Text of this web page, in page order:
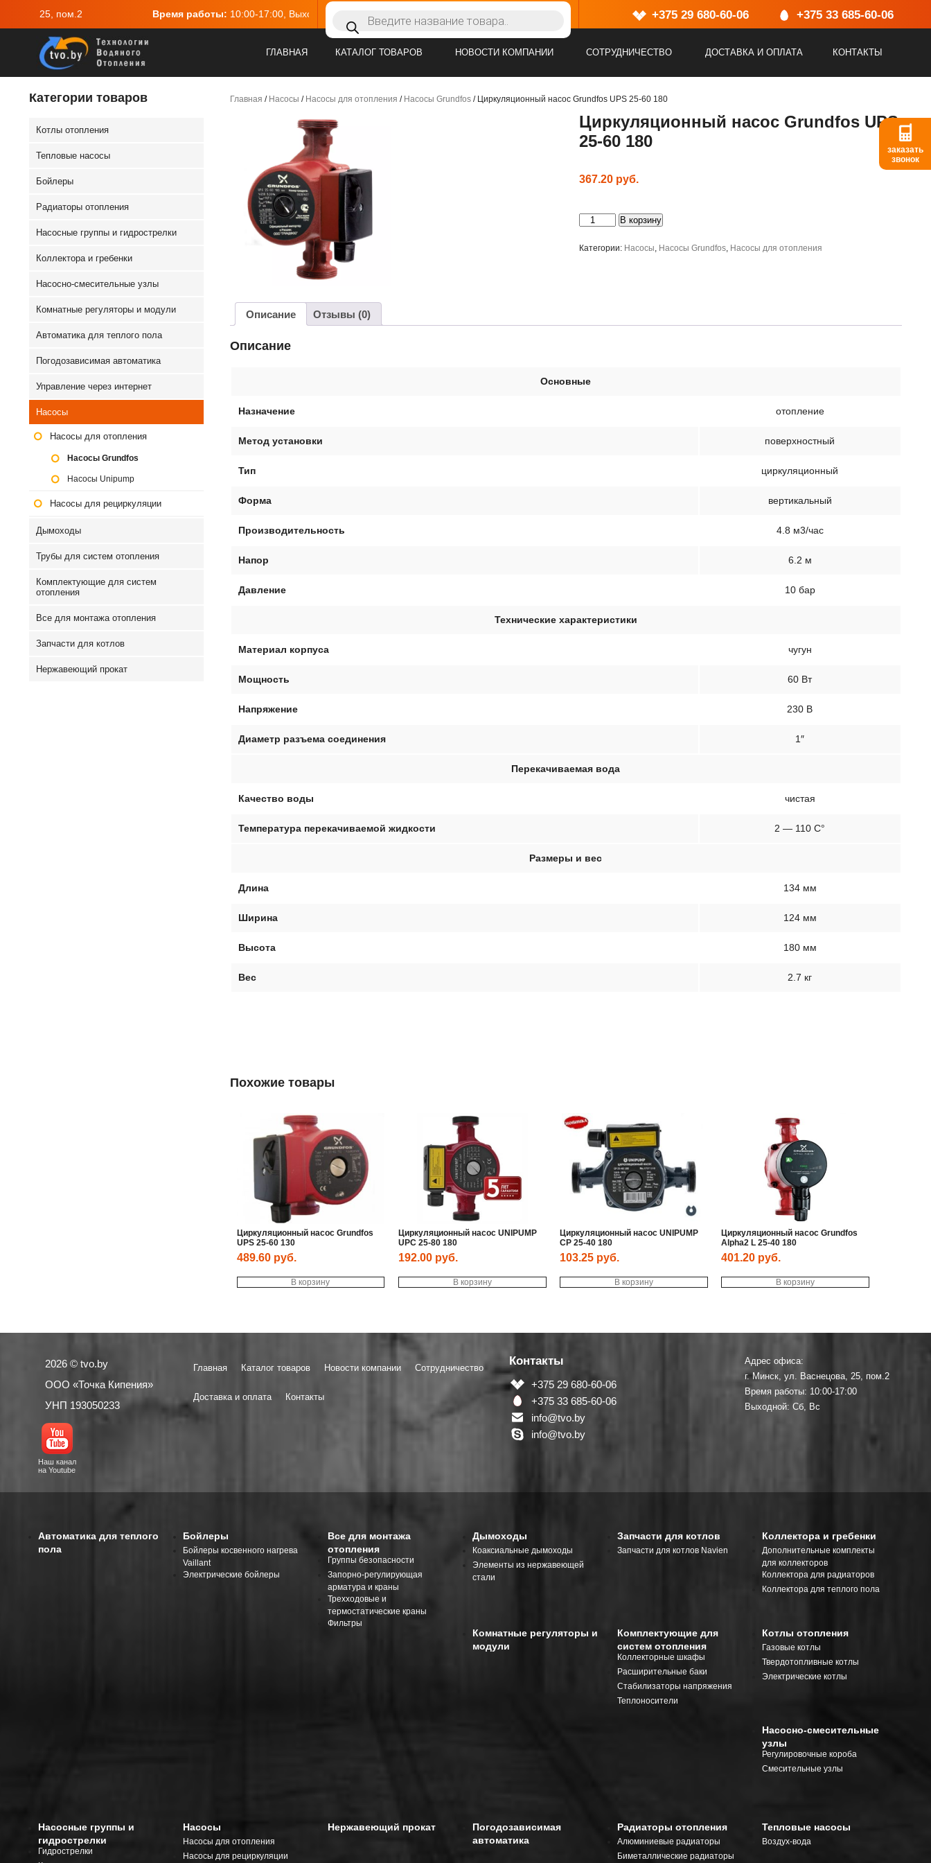
заказать
звонок
Адрес: г.Минск, ул.Васнецова, 25, пом.2 Адрес:г.Минск, ул.Васнецова, 25, пом.2
товаров
+375 29 680-60-06 +375 33 685-60-06
ГЛАВНАЯ КАТАЛОГ ТОВАРОВ НОВОСТИ КОМПАНИИ СОТРУДНИЧЕСТВО ДОСТАВКА И ОПЛАТА КОНТАКТЫ
Главная / Насосы / Насосы для отопления / Насосы Grundfos/ Циркуляционный насос Grundfos UPS 25-60 180
Циркуляционный насос Grundfos UPS
25-60 180
367.20 руб.
Количество
товара
насос
В корзину
Категории: Насосы, Насосы Grundfos, Насосы для отопления
Описание Отзывы (0)
Описание
Основные
Назначение отопление
Метод установки поверхностный
Тип циркуляционный
Форма вертикальный
Производительность 4.8 м3/час
Напор 6.2 м
Давление 10 бар
Технические характеристики
Материал корпуса чугун
Мощность 60 Вт
Напряжение 230 В
Диаметр разъема соединения 1″
Перекачиваемая вода
Качество воды чистая
Температура перекачиваемой жидкости 2 — 110 C°
Размеры и вес
Длина 134 мм
Ширина 124 мм
Высота 180 мм
Вес 2.7 кг
Похожие товары
Циркуляционный насос Grundfos
UPS 25-60 130
489.60 руб.
В корзину
Циркуляционный насос UNIPUMP
UPC 25-80 180
192.00 руб.
В корзину
Циркуляционный насос UNIPUMP
СР 25-40 180
103.25 руб.
В корзину
Циркуляционный насос Grundfos
Alpha2 L 25-40 180
401.20 руб.
В корзину
Категории товаров
Котлы отопления
Тепловые насосы
Бойлеры
Радиаторы отопления
Насосные группы и гидрострелки
Коллектора и гребенки
Насосно-смесительные узлы
Комнатные регуляторы и модули
Автоматика для теплого пола
Погодозависимая автоматика
Управление через интернет
Насосы
Насосы для отопления
Насосы Grundfos
Насосы Unipump
Насосы для рециркуляции
Дымоходы
Трубы для систем отопления
Комплектующие для систем
отопления
Все для монтажа отопления
Запчасти для котлов
Нержавеющий прокат
2026 © tvo.by
ООО «Точка Кипения»
УНП 193050233
Наш канал
на Youtube
Главная Каталог товаров Новости компании Сотрудничество
Доставка и оплата Контакты
Контакты
+375 29 680-60-06
+375 33 685-60-06
info@tvo.by
info@tvo.by
Адрес офиса:
г. Минск, ул. Васнецова, 25, пом.2
Время работы: 10:00-17:00
Выходной: Сб, Вс
Автоматика для теплого
пола
Бойлеры
Бойлеры косвенного нагрева
Vaillant
Электрические бойлеры
Все для монтажа
отопления
Группы безопасности
Запорно-регулирующая
арматура и краны
Трехходовые и
термостатические краны
Фильтры
Дымоходы
Коаксиальные дымоходы
Элементы из нержавеющей
стали
Запчасти для котлов
Запчасти для котлов Navien
Коллектора и гребенки
Дополнительные комплекты
для коллекторов
Коллектора для радиаторов
Коллектора для теплого пола
Комнатные регуляторы и
модули
Комплектующие для
систем отопления
Коллекторные шкафы
Расширительные баки
Стабилизаторы напряжения
Теплоносители
Котлы отопления
Газовые котлы
Твердотопливные котлы
Электрические котлы
Насосно-смесительные
узлы
Регулировочные короба
Смесительные узлы
Насосные группы и
гидрострелки
Гидрострелки
Насосы
Насосы для отопления
Насосы для рециркуляции
Нержавеющий прокат Погодозависимая
автоматика
Радиаторы отопления
Алюминиевые радиаторы
Биметаллические радиаторы
Тепловые насосы
Воздух-вода